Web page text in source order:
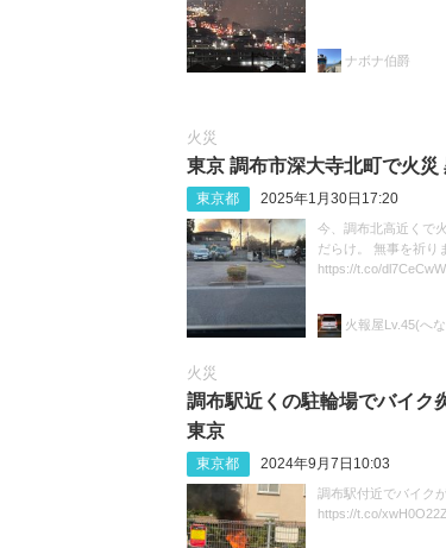
ナボナ伯爵
火災
東京 調布市深大寺北町で火災
東京都 2025年1月30日17:20
今、調布北高近くで
だらけ。 無事を祈り
https://t.co/
火災
調布駅近くの駐輪場でバイク
東京
東京都 2024年9月7日10:03
調布駅付近でバイク
https://t.co/